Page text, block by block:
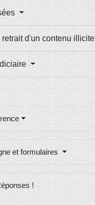
retrait d'un contenu illicite
et formulaires
!